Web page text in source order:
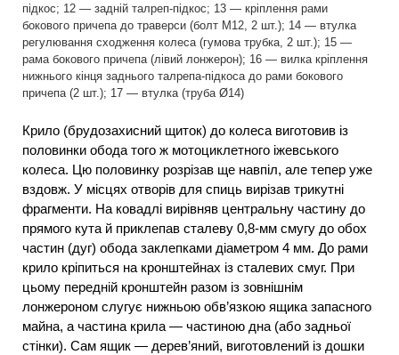
підкос; 12 — задній талреп-підкос; 13 — кріплення рами
бокового причепа до траверси (болт M12, 2 шт.); 14 — втулка
регулювання сходження колеса (гумова трубка, 2 шт.); 15 —
рама бокового причепа (лівий лонжерон); 16 — вилка кріплення
нижнього кінця заднього талрепа-підкоса до рами бокового
причепа (2 шт.); 17 — втулка (труба Ø14)
Крило (брудозахисний щиток) до колеса виготовив із
половинки обода того ж мотоциклетного іжевського
колеса. Цю половинку розрізав ще навпіл, але тепер уже
вздовж. У місцях отворів для спиць вирізав трикутні
фрагменти. На ковадлі вирівняв центральну частину до
прямого кута й приклепав сталеву 0,8-мм смугу до обох
частин (дуг) обода заклепками діаметром 4 мм. До рами
крило кріпиться на кронштейнах із сталевих смуг. При
цьому передній кронштейн разом із зовнішнім
лонжероном слугує нижньою обв’язкою ящика запасного
майна, а частина крила — частиною дна (або задньої
стінки). Сам ящик — дерев’яний, виготовлений із дошки